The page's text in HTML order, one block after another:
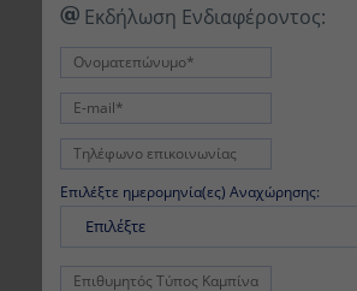
Εκδήλωση Ενδιαφέροντος:
Επιλέξτε ημερομηνία(ες) Αναχώρησης:
Επιλέξτε